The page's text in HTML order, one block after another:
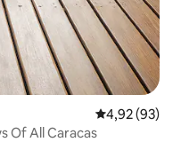
Średnia
4,92 (93)
Of All Caracas